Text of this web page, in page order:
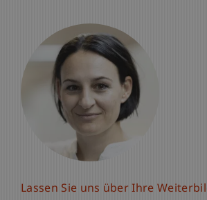
Lassen Sie uns über Ihre